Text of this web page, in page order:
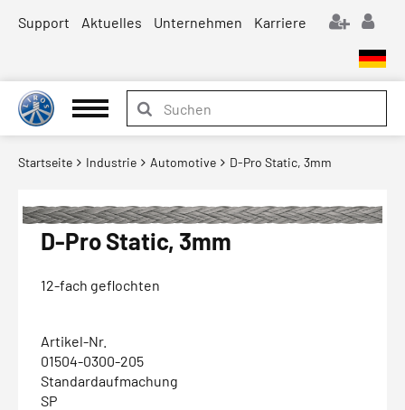
Support Aktuelles Unternehmen Karriere
Startseite Industrie Automotive D-Pro Static, 3mm
D-Pro Static, 3mm
12-fach geflochten
Artikel-Nr.
01504-0300-205
Standardaufmachung
SP